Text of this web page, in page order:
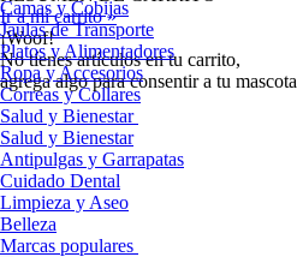
Ir a mi carrito »
¡Woof!
No tíenes artículos en tu carrito,
agrega algo para consentir a tu mascota
Camas y Cobijas
Jaulas de Transporte
Platos y Alimentadores
Ropa y Accesorios
Correas y Collares
Salud y Bienestar
Salud y Bienestar
Antipulgas y Garrapatas
Cuidado Dental
Limpieza y Aseo
Belleza
Marcas populares